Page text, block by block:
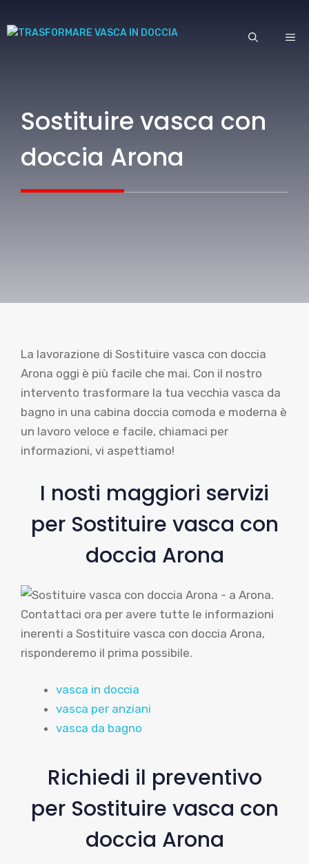
al
Sostituire vasca con
doccia Arona
La lavorazione di Sostituire vasca con doccia
Arona oggi è più facile che mai. Con il nostro
intervento trasformare la tua vecchia vasca da
bagno in una cabina doccia comoda e moderna è
un lavoro veloce e facile, chiamaci per
informazioni, vi aspettiamo!
I nosti maggiori servizi
per Sostituire vasca con
doccia Arona
vasca in doccia
vasca per anziani
vasca da bagno
Richiedi il preventivo
per Sostituire vasca con
doccia Arona